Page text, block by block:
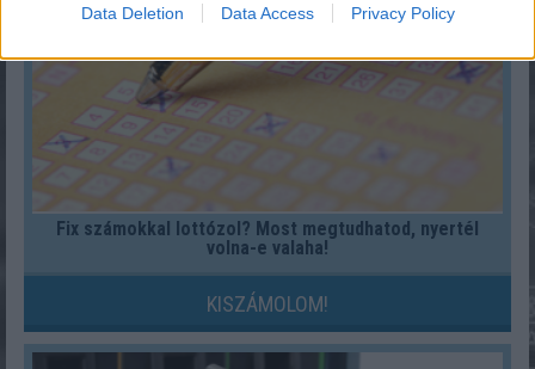
Data Deletion Data Access Privacy Policy
Fix számokkal lottózol? Most megtudhatod, nyertél
volna-e valaha!
KISZÁMOLOM!